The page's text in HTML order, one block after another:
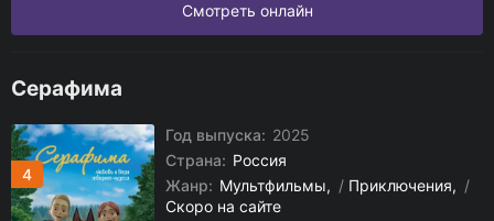
Смотреть онлайн
Серафима
4
Год выпуска: 2025
Страна: Россия
Жанр: Мультфильмы / Приключения
/
Скоро на сайте